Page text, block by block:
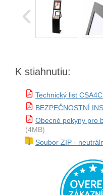
K stiahnutiu:
Technický list
BEZPEČNOSTNÍ
Obecné pokyny pro
(4MB)
Soubor ZIP -